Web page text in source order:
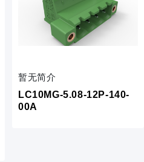
暂无简介
LC10MG-5.08-12P-140-
00A